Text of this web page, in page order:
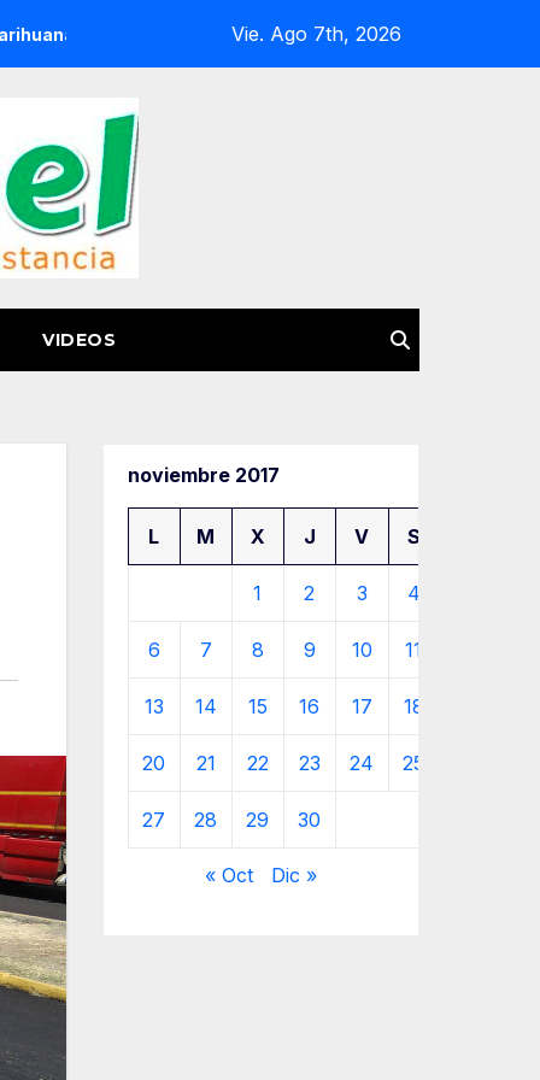
FGE Acerca Atención Especializada a
Vie. Ago 7th, 2026
VIDEOS
noviembre 2017
L M X J V S
1 2 3 4
6 7 8 9 10 11
13 14 15 16 17 18
20 21 22 23 24 25
27 28 29 30
« Oct Dic »